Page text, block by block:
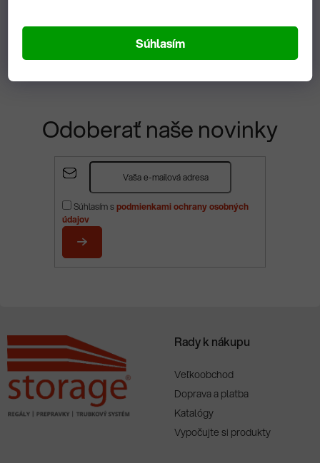
Súhlasím
Zobrazit hodnotenie
Odoberať naše novinky
Súhlasím spodmienkami ochrany osobných
údajov
PRIHLÁSIŤ
Rady k nákupu
Veľkoobchod
Doprava a platba
Katalógy
Vypočujte si produkty